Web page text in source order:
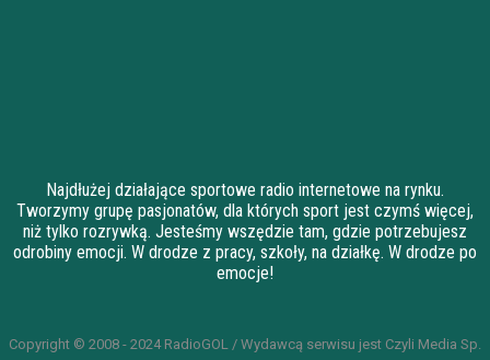
Najdłużej działające sportowe radio internetowe na rynku.
Tworzymy grupę pasjonatów, dla których sport jest czymś więcej,
niż tylko rozrywką. Jesteśmy wszędzie tam, gdzie potrzebujesz
odrobiny emocji. W drodze z pracy, szkoły, na działkę. W drodze po
emocje!
Copyright © 2008 - 2024 RadioGOL / Wydawcą serwisu jest Czyli Media Sp.